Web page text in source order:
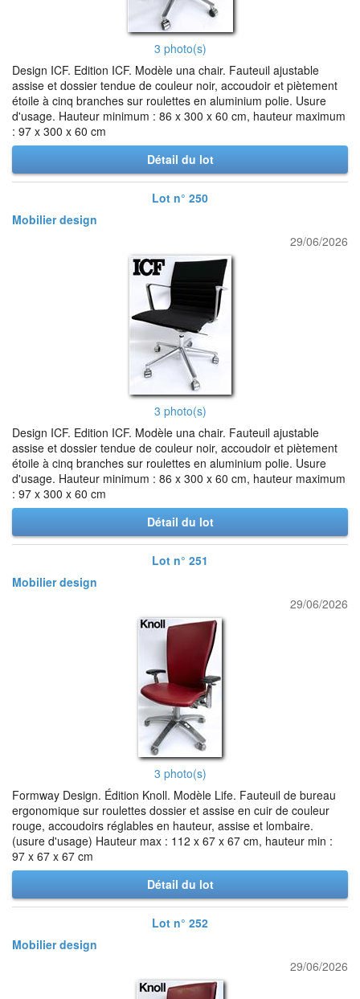
3 photo(s)
Design ICF. Edition ICF. Modèle una chair. Fauteuil ajustable
assise et dossier tendue de couleur noir, accoudoir et piètement
étoile à cinq branches sur roulettes en aluminium polie. Usure
d'usage. Hauteur minimum : 86 x 300 x 60 cm, hauteur maximum
: 97 x 300 x 60 cm
Détail du lot
Lot n° 250
Mobilier design
29/06/2026
3 photo(s)
Design ICF. Edition ICF. Modèle una chair. Fauteuil ajustable
assise et dossier tendue de couleur noir, accoudoir et piètement
étoile à cinq branches sur roulettes en aluminium polie. Usure
d'usage. Hauteur minimum : 86 x 300 x 60 cm, hauteur maximum
: 97 x 300 x 60 cm
Détail du lot
Lot n° 251
Mobilier design
29/06/2026
3 photo(s)
Formway Design. Édition Knoll. Modèle Life. Fauteuil de bureau
ergonomique sur roulettes dossier et assise en cuir de couleur
rouge, accoudoirs réglables en hauteur, assise et lombaire.
(usure d'usage) Hauteur max : 112 x 67 x 67 cm, hauteur min :
97 x 67 x 67 cm
Détail du lot
Lot n° 252
Mobilier design
29/06/2026